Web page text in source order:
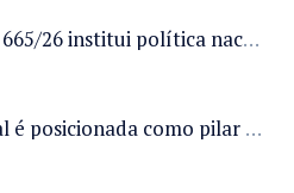
Projeto de Lei 665/26 institui política nacional para prevenção ao transfeminicídio e prevê medidas de proteção e reparação
Inclusão digital é posicionada como pilar essencial da reurbanização de favelas e periferias